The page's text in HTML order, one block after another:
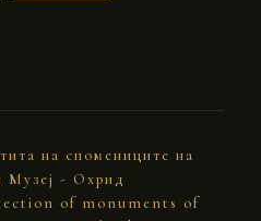
на спомениците на
Музеј - Охрид
of monuments of